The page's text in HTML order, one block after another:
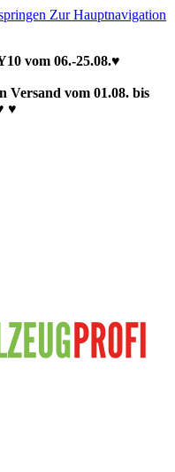
Zur Hauptnavigation
vom 06.-25.08.♥
Versand vom 01.08. bis
♥